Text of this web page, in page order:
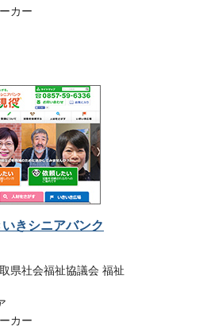
カー
きシニアバンク
県社会福祉協議会 福祉
カー